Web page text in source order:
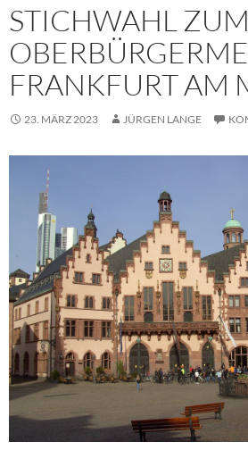
STICHWAHL ZUM
FRANKFURT AM
23. MÄRZ 2023 JÜRGEN LANGE